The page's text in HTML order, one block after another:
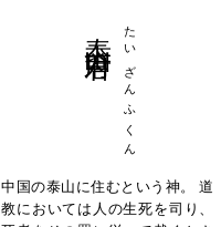
たいざんふくん
中国の泰山に住むという神。 道
教においては人の生死を司り、